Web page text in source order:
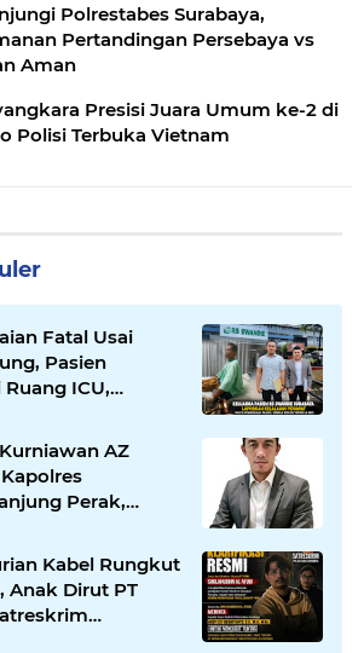
Polrestabes Surabaya,
Pertandingan Persebaya vs
Aman
Presisi Juara Umum ke-2 di
Polisi Terbuka Vietnam
Fatal Usai
Pasien
ICU,
RSUD dr.
AZ
Perak,
Selamat
Kabel Rungkut
Anak Dirut PT
Usut